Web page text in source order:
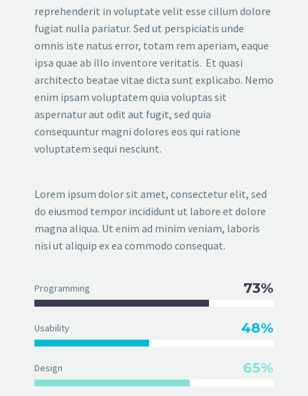
reprehenderit in voluptate velit esse cillum dolore
fugiat nulla pariatur. Sed ut perspiciatis unde
omnis iste natus error, totam rem aperiam, eaque
ipsa quae ab illo inventore veritatis. Et quasi
architecto beatae vitae dicta sunt explicabo. Nemo
enim ipsam voluptatem quia voluptas sit
aspernatur aut odit aut fugit, sed quia
consequuntur magni dolores eos qui ratione
voluptatem sequi nesciunt.
Lorem ipsum dolor sit amet, consectetur elit, sed
do eiusmod tempor incididunt ut labore et dolore
magna aliqua. Ut enim ad minim veniam, laboris
nisi ut aliquip ex ea commodo consequat.
Programming 73%
Usability 48%
Design 65%